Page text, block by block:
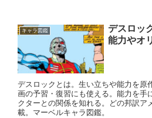
キャラ図鑑
デスロッ
能力やオ
デスロックとは。生い立ちや能力を原
画の予習・復習にも使える。能力を手
クターとの関係を知れる。どの邦訳ア
載。マーベルキャラ図鑑。